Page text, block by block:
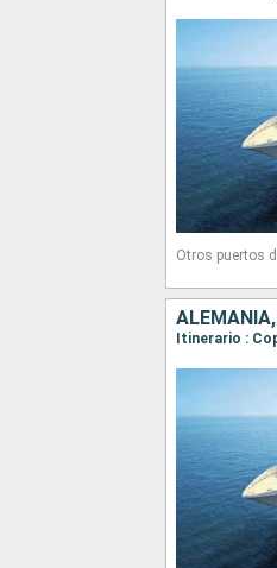
Otros puertos
Itinerario :